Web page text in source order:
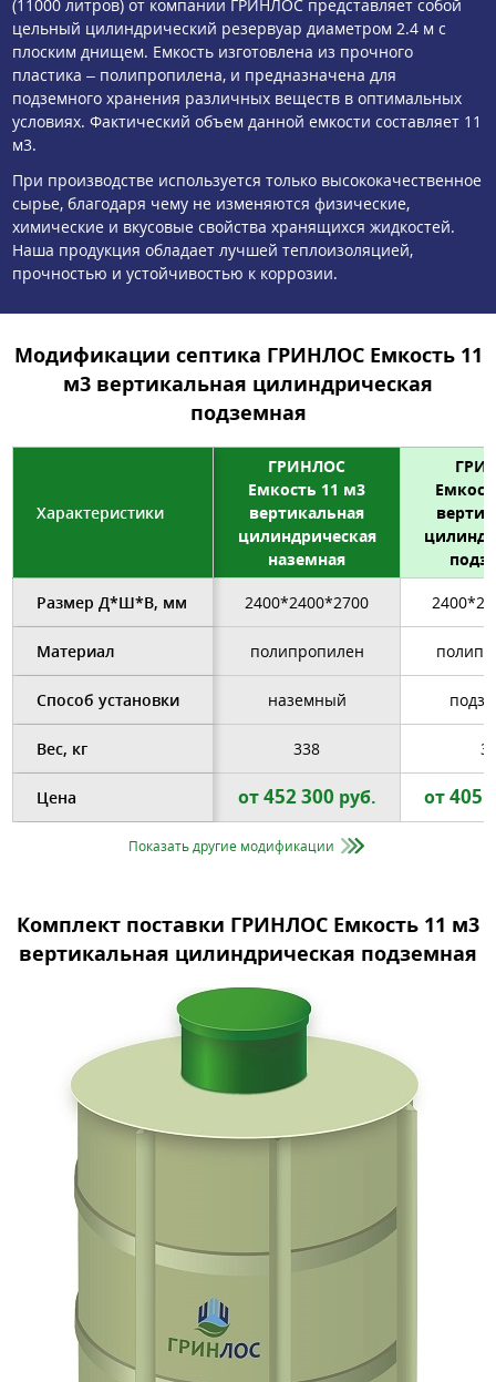
(11000 литров) от компании ГРИНЛОС представляет собой
цельный цилиндрический резервуар диаметром 2.4 м с
плоским днищем. Емкость изготовлена из прочного
пластика – полипропилена, и предназначена для
подземного хранения различных веществ в оптимальных
условиях. Фактический объем данной емкости составляет 11
м3.
При производстве используется только высококачественное
сырье, благодаря чему не изменяются физические,
химические и вкусовые свойства хранящихся жидкостей.
Наша продукция обладает лучшей теплоизоляцией,
прочностью и устойчивостью к коррозии.
Модификации септика ГРИНЛОС Емкость 11
м3 вертикальная цилиндрическая
подземная
Характеристики
ГРИНЛОС
Емкость 11 м3
вертикальная
цилиндрическая
наземная
Размер Д*Ш*В, мм 2400*2400*2700
Материал полипропилен
Способ установки наземный
Вес, кг 338
Цена от452 300 руб. от405
Показать другие модификации
Комплект поставки ГРИНЛОС Емкость 11 м3
вертикальная цилиндрическая подземная